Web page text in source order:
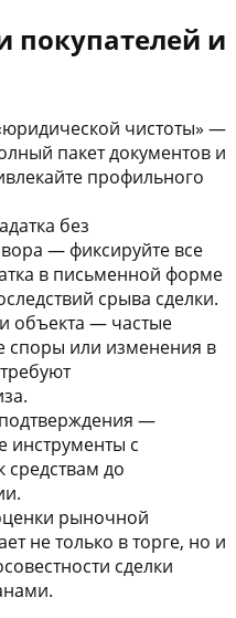
и
чистоты» —
пакет документов и
профильного
без
— фиксируйте все
в письменной форме
срыва сделки.
объекта — частые
споры или изменения в
—
инструменты с
до
рыночной
не только в торге, но и
сделки